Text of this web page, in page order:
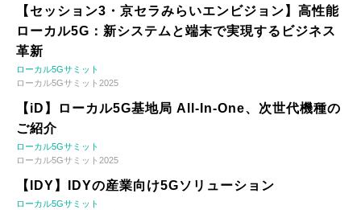
【セッション3・京セラみらいエンビジョン】高性能
ローカル5G：新システムと端末で実現するビジネス
革新
ローカル5Gサミット
ローカル5Gサミット2025
【iD】ローカル5G基地局 All-In-One、次世代機種の
ご紹介
ローカル5Gサミット
ローカル5Gサミット2025
【IDY】IDYの産業向け5Gソリューション
ローカル5Gサミット